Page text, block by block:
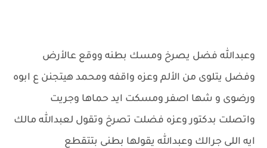
وعبدالله فضل يصرخ ومسك بطنه ووقع عالأرض
وفضل يتلوى من الألم وعزه واقفه ومحمد هيتجنن ع ابوه
ورضوى و شها اصفر ومسكت ايد حماها وجريت
واتصلت بدكتور وعزه فضلت تصرخ وتقول لعبدالله مالك
ايه اللى جرالك وعبدالله يقولها بطنى بتتقطع